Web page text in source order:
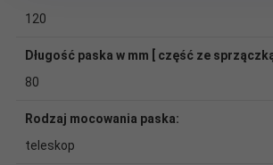
120
Długość paska w mm [ część ze
80
Rodzaj mocowania paska:
teleskop